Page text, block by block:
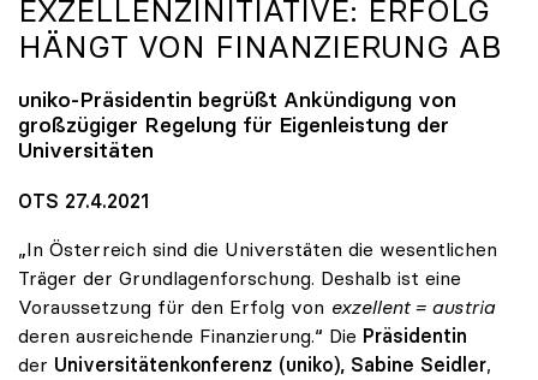
EXZELLENZINITIATIVE: ERFOLG
HÄNGT VON FINANZIERUNG AB
uniko-Präsidentin begrüßt Ankündigung von
großzügiger Regelung für Eigenleistung der
Universitäten
OTS 27.4.2021
„In Österreich sind die Universtäten die wesentlichen
Träger der Grundlagenforschung. Deshalb ist eine
Voraussetzung für den Erfolg von exzellent = austria
deren ausreichende Finanzierung.“ Die Präsidentin
der Universitätenkonferenz (uniko), Sabine Seidler,